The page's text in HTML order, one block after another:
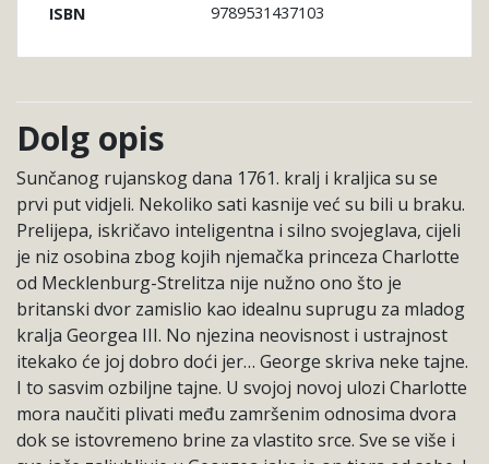
ISBN
9789531437103
Dolg opis
Sunčanog rujanskog dana 1761. kralj i kraljica su se
prvi put vidjeli. Nekoliko sati kasnije već su bili u braku.
Prelijepa, iskričavo inteligentna i silno svojeglava, cijeli
je niz osobina zbog kojih njemačka princeza Charlotte
od Mecklenburg-Strelitza nije nužno ono što je
britanski dvor zamislio kao idealnu suprugu za mladog
kralja Georgea III. No njezina neovisnost i ustrajnost
itekako će joj dobro doći jer… George skriva neke tajne.
I to sasvim ozbiljne tajne. U svojoj novoj ulozi Charlotte
mora naučiti plivati među zamršenim odnosima dvora
dok se istovremeno brine za vlastito srce. Sve se više i